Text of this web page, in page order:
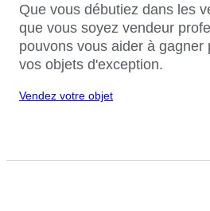
Que vous débutiez dans les
que vous soyez vendeur
pouvons vous aider à gagner
vos objets d'exception.
Vendez votre objet